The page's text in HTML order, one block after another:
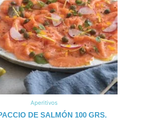
Aperitivos
DE SALMÓN 100 GRS.